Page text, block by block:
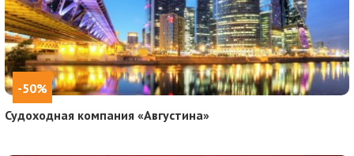
-50%
Судоходная компания «Августина»